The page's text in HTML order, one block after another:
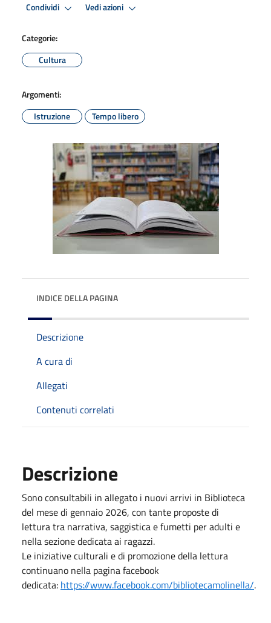
Condividi Vedi azioni
Categorie:
Cultura
Argomenti:
Istruzione
Tempo libero
INDICE DELLA PAGINA
Descrizione
A cura di
Allegati
Contenuti correlati
Descrizione
Sono consultabili in allegato i nuovi arrivi in Biblioteca
del mese di gennaio 2026, con tante proposte di
lettura tra narrativa, saggistica e fumetti per adulti e
nella sezione dedicata ai ragazzi.
Le iniziative culturali e di promozione della lettura
continuano nella pagina facebook
dedicata: https://www.facebook.com/bibliotecamolinella/.